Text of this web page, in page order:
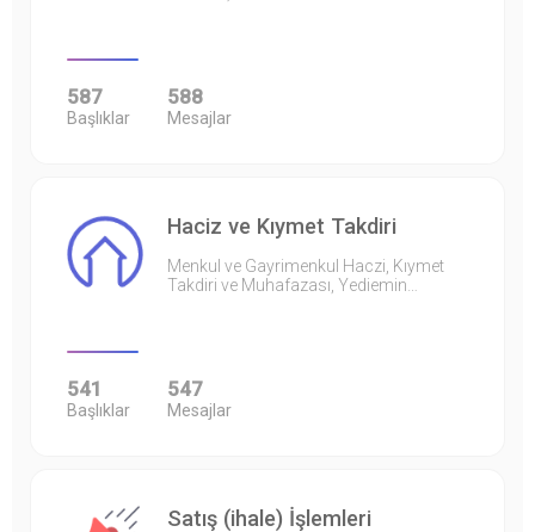
587
Başlıklar
588
Mesajlar
Haciz ve Kıymet Takdiri
Menkul ve Gayrimenkul Haczi, Kıymet
Takdiri ve Muhafazası, Yediemin…
541
Başlıklar
547
Mesajlar
Satış (ihale) İşlemleri